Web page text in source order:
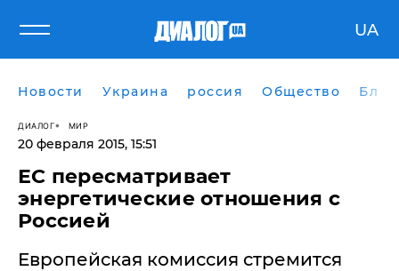
UA
Новости Украина россия Общество
ДИАЛОГ МИР
20 февраля 2015, 15:51
ЕС пересматривает
энергетические отношения с
Россией
Европейская комиссия стремится